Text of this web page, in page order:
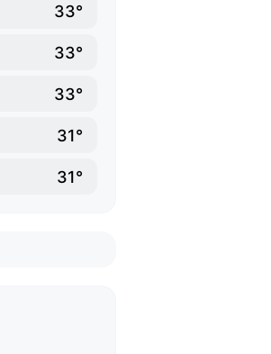
33°
33°
33°
31°
31°